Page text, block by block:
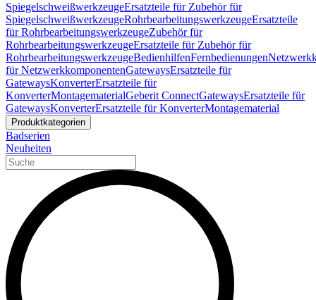
SpiegelschweißwerkzeugeErsatzteile für Zubehör für
SpiegelschweißwerkzeugeRohrbearbeitungswerkzeugeErsatzteile
für RohrbearbeitungswerkzeugeZubehör für
RohrbearbeitungswerkzeugeErsatzteile für Zubehör für
RohrbearbeitungswerkzeugeBedienhilfenFernbedienungen
für NetzwerkkomponentenGatewaysErsatzteile für
GatewaysKonverterErsatzteile für
KonverterMontagematerialGeberit ConnectGatewaysErsatzteile für
GatewaysKonverterErsatzteile für KonverterMontagematerial
Produktkategorien
Badserien
Neuheiten